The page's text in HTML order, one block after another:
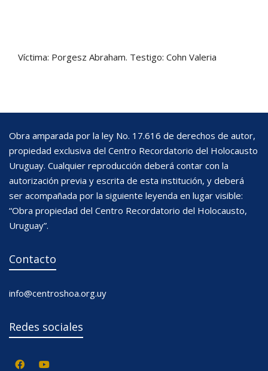
Víctima: Porgesz Abraham. Testigo: Cohn Valeria
Obra amparada por la ley No. 17.616 de derechos de autor,
propiedad exclusiva del Centro Recordatorio del Holocausto
Uruguay. Cualquier reproducción deberá contar con la
autorización previa y escrita de esta institución, y deberá
ser acompañada por la siguiente leyenda en lugar visible:
“Obra propiedad del Centro Recordatorio del Holocausto,
Uruguay”.
Contacto
info@centroshoa.org.uy
Redes sociales